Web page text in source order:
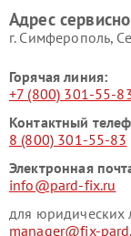
Адрес
г. Симферополь,
Горячая линия:
+7 (800) 301-55-
Контактный
8 (800) 301-55-83
Электронная
info@pard-fix.ru
для юридических
manager@fix-